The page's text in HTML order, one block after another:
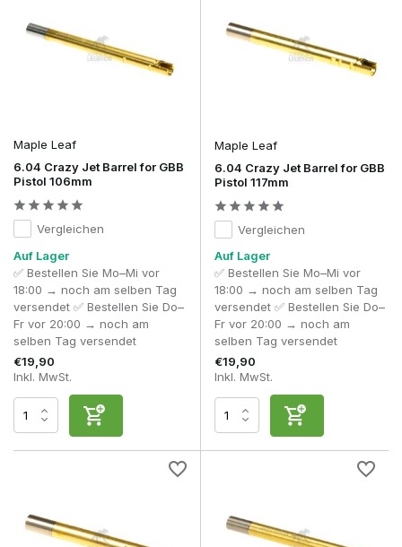
Maple Leaf
6.04 Crazy Jet Barrel for GBB
Pistol 106mm
Vergleichen
Auf Lager
✅ Bestellen Sie Mo–Mi vor
18:00 → noch am selben Tag
versendet ✅ Bestellen Sie Do–
Fr vor 20:00 → noch am
selben Tag versendet
€19,90
Inkl. MwSt.
Maple Leaf
6.04 Crazy Jet Barrel for GBB
Pistol 117mm
Vergleichen
Auf Lager
✅ Bestellen Sie Mo–Mi vor
18:00 → noch am selben Tag
versendet ✅ Bestellen Sie Do–
Fr vor 20:00 → noch am
selben Tag versendet
€19,90
Inkl. MwSt.